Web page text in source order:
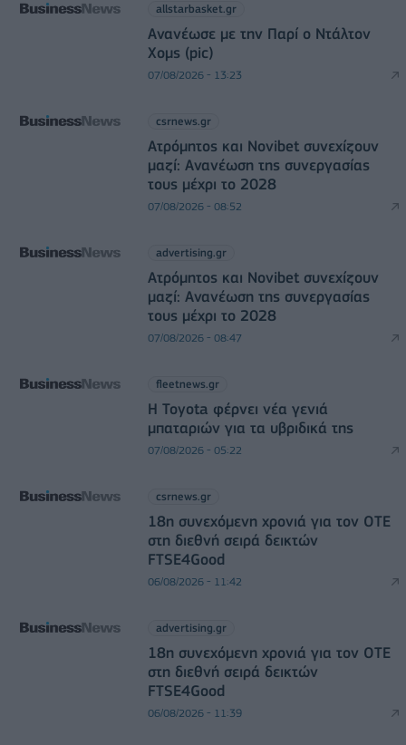
allstarbasket.gr
Ανανέωσε με την Παρί ο Ντάλτον
Χομς (pic)
07/08/2026 - 13:23
csrnews.gr
Ατρόμητος και Novibet συνεχίζουν
μαζί: Ανανέωση της συνεργασίας
τους μέχρι το 2028
07/08/2026 - 08:52
advertising.gr
Ατρόμητος και Novibet συνεχίζουν
μαζί: Ανανέωση της συνεργασίας
τους μέχρι το 2028
07/08/2026 - 08:47
fleetnews.gr
Η Toyota φέρνει νέα γενιά
μπαταριών για τα υβριδικά της
07/08/2026 - 05:22
csrnews.gr
18η συνεχόμενη χρονιά για τον ΟΤΕ
στη διεθνή σειρά δεικτών
FTSE4Good
06/08/2026 - 11:42
advertising.gr
18η συνεχόμενη χρονιά για τον ΟΤΕ
στη διεθνή σειρά δεικτών
FTSE4Good
06/08/2026 - 11:39